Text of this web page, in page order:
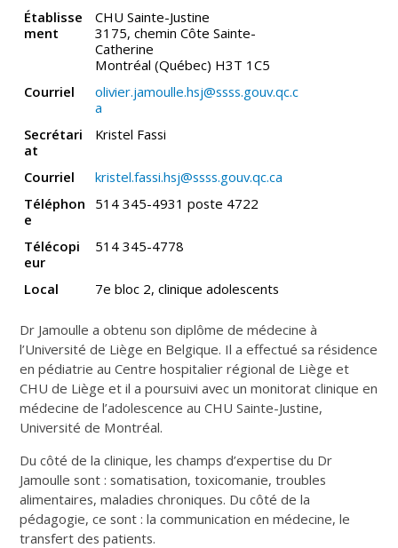
Établisse
ment
CHU Sainte-Justine
3175, chemin Côte Sainte-
Catherine
Montréal (Québec) H3T 1C5
Courriel
olivier.jamoulle.hsj@ssss.gouv.qc.c
a
Secrétari
at
Kristel Fassi
Courriel
kristel.fassi.hsj@ssss.gouv.qc.ca
Téléphon
e
514 345-4931 poste 4722
Télécopi
eur
514 345-4778
Local 7e bloc 2, clinique adolescents
Dr Jamoulle a obtenu son diplôme de médecine à
l’Université de Liège en Belgique. Il a effectué sa résidence
en pédiatrie au Centre hospitalier régional de Liège et
CHU de Liège et il a poursuivi avec un monitorat clinique en
médecine de l’adolescence au CHU Sainte-Justine,
Université de Montréal.
Du côté de la clinique, les champs d’expertise du Dr
Jamoulle sont : somatisation, toxicomanie, troubles
alimentaires, maladies chroniques. Du côté de la
pédagogie, ce sont : la communication en médecine, le
transfert des patients.